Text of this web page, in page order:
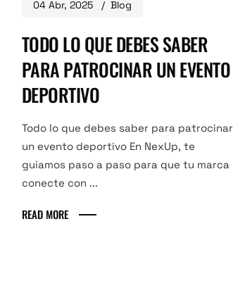
04 Abr, 2025 Blog
TODO LO QUE DEBES SABER
PARA PATROCINAR UN EVENTO
DEPORTIVO
Todo lo que debes saber para patrocinar
un evento deportivo En NexUp, te
guiamos paso a paso para que tu marca
conecte con ...
READ MORE